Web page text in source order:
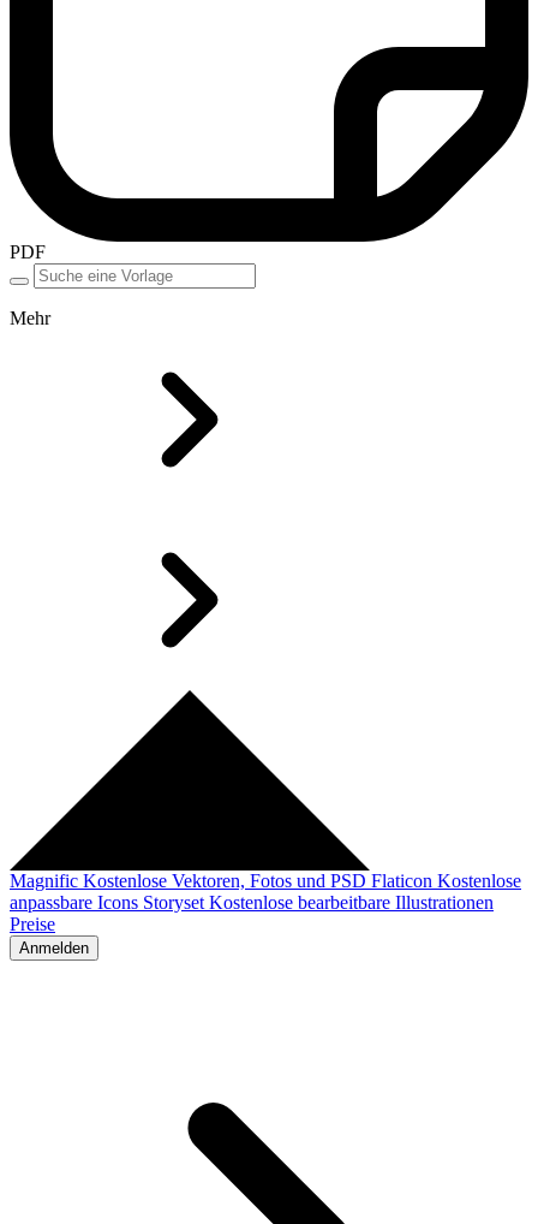
PDF
Mehr
Magnific Kostenlose Vektoren, Fotos und PSD Flaticon Kostenlose
anpassbare Icons Storyset Kostenlose bearbeitbare Illustrationen
Preise
Anmelden